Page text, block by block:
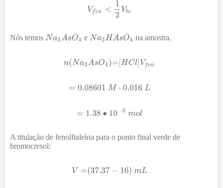
Nós temos e na amostra.
A titulação de fenolftaleína para o ponto final verde de
bromocresol: